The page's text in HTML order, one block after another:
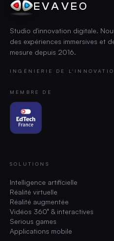
EVAVEO
Studio d'innovation digitale.
des expériences immersives et
mesure depuis 2016.
INGÉNIERIE DE
MEMBRE DE
SOLUTIONS
Intelligence artificielle
Réalité virtuelle
Réalité augmentée
Vidéos 360° & interactives
Serious games
Applications mobile